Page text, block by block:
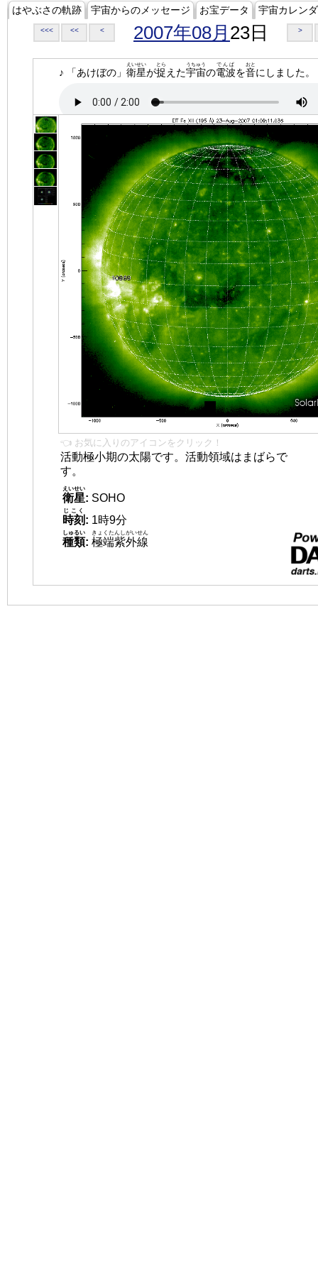
はやぶさの軌跡 宇宙からのメッセージ お宝データ 宇宙カレン
<<< << < 2007年08月 23日 >
♪ 「あけぼの」 衛星
えいせい
が捉
とら
えた宇宙
うちゅう
の電波
でんぱ
を音
おと
にしました。
👈 お気に入りのアイコンをクリック！
活動極小期の太陽です。活動領域はまばらで
す。
衛星
えいせい
: SOHO
時刻
じこく
: 1時9分
種類
しゅるい
: 極端紫外線
きょくたんしがいせん